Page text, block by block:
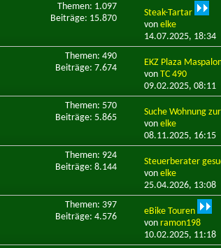
Themen: 1.097
Beiträge: 15.870
Steak-Tartar
vonelke
14.07.2025, 18:34
Themen: 490
Beiträge: 7.674
EKZ Plaza
vonTC 490
09.02.2025,08:11
Themen: 570
Beiträge: 5.865
Suche Wohnung
vonelke
08.11.2025, 16:15
Themen: 924
Beiträge: 8.144
Steuerberater
vonelke
25.04.2026, 13:08
Themen: 397
Beiträge: 4.576
eBike Touren
vonramon198
10.02.2025, 11:18